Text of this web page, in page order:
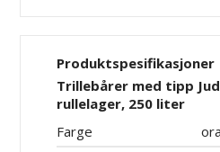
Produktspesifikasjoner
Trillebårer med tipp
rullelager, 250 liter
Farge